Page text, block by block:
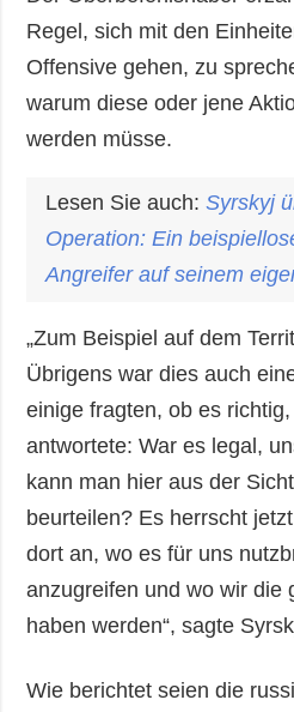
Regel, sich mit den
Offensive gehen, zu
warum diese oder jene
werden müsse.
Lesen Sie auch:Syrskyj
Operation: Ein
Angreifer auf seinem
„Zum Beispiel auf dem
Übrigens war dies auch
einige fragten, ob es
antwortete: War es legal,
kann man hier aus der
beurteilen? Es herrscht
dort an, wo es für uns
anzugreifen und wo wir die
haben werden“, sagte
Wie berichtet seien die